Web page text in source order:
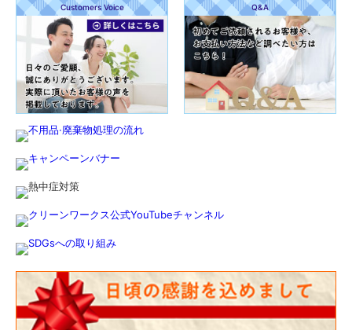
Customers Voice Q&A